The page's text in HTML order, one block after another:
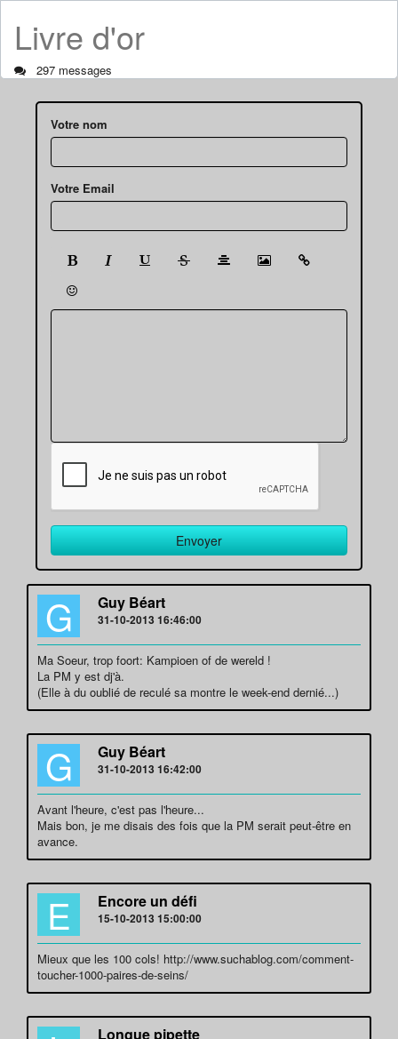
Livre d'or
297 messages
Votre nom
Votre Email
G Guy Béart
31-10-2013 16:46:00
Ma Soeur, trop foort: Kampioen of de wereld !
La PM y est dj'à.
(Elle à du oublié de reculé sa montre le week-end dernié...)
G Guy Béart
31-10-2013 16:42:00
Avant l'heure, c'est pas l'heure...
Mais bon, je me disais des fois que la PM serait peut-être en
avance.
E Encore un défi
15-10-2013 15:00:00
Mieux que les 100 cols! http://www.suchablog.com/comment-
toucher-1000-paires-de-seins/
Longue pipette